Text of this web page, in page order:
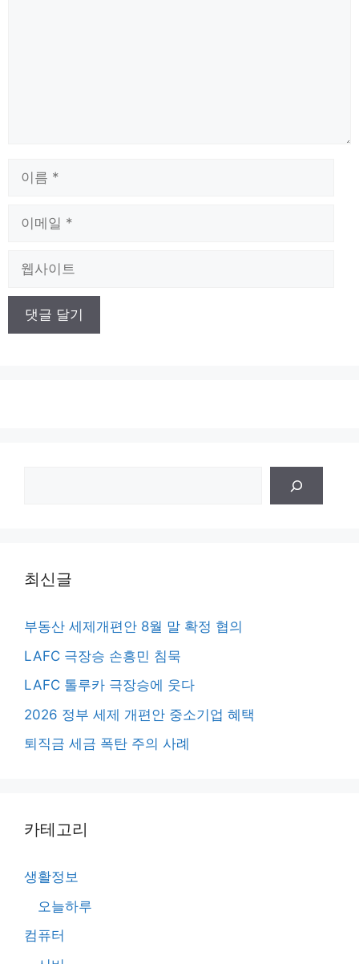
최신글
부동산 세제개편안 8월 말 확정 협의
LAFC 극장승 손흥민 침묵
LAFC 톨루카 극장승에 웃다
2026 정부 세제 개편안 중소기업 혜택
퇴직금 세금 폭탄 주의 사례
카테고리
생활정보
오늘하루
컴퓨터